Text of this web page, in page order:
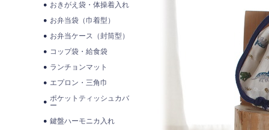
おきがえ袋・体操着入れ
お弁当袋（巾着型）
お弁当ケース（封筒型）
コップ袋・給食袋
ランチョンマット
エプロン・三角巾
ポケットティッシュカバ
ー
鍵盤ハーモニカ入れ